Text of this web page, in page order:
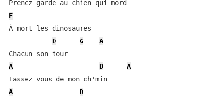
E
À mort les dinosaures
D
G
A
Chacun son tour
A
D
A
Tassez-vous de mon ch'min
A
D